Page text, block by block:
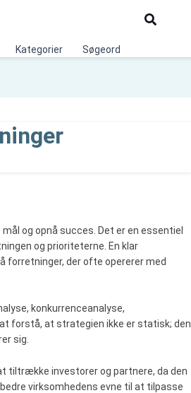
Søg
Kategorier Søgeord
og opnå succes. Det er en essentiel
og prioriteterne. En klar
der ofte opererer med
konkurrenceanalyse,
forstå, at strategien ikke er statisk; den
sig.
tiltrække investorer og partnere, da den
virksomhedens evne til at tilpasse